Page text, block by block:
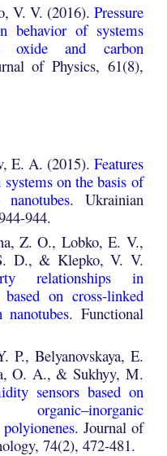
V. V. (2016). Pressure
behavior of systems
oxide and carbon
of Physics, 61(8),
E. A. (2015). Features
on the basis of
. Ukrainian
944.
Z. O., Lobko, E. V.,
D., & Klepko, V. V.
relationships in
on cross-linked
nanotubes. Functional
Belyanovskaya, E.
O. A., & Sukhyy, M.
sensors based on
. Journal of
74(2), 472-481.